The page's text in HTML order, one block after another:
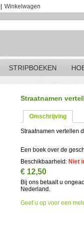
Winkelwagen
STRIPBOEKEN
Straatnamen
Omschrijving
Straatnamen vertellen
Een boek over de
Beschikbaarheid: Niet
€ 12,50
Bij ons betaalt u
Nederland.
Geef u op voor een